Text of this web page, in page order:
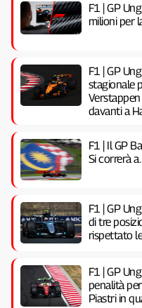
F1 | GP
milioni per
F1 | GP
stagionale
davanti a
F1 | Il GP
Si correrà
F1 | GP
di tre
rispettato
F1 | GP
penalità
Piastri in